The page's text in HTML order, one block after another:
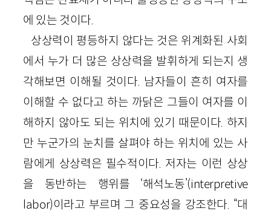
에 있는 것이다.
상상력이 평등하지 않다는 것은 위계화된 사회
에서 누가 더 많은 상상력을 발휘하게 되는지 생
각해보면 이해될 것이다. 남자들이 흔히 여자를
이해할 수 없다고 하는 까닭은 그들이 여자를 이
해하지 않아도 되는 위치에 있기 때문이다. 하지
만 누군가의 눈치를 살펴야 하는 위치에 있는 사
람에게 상상력은 필수적이다. 저자는 이런 상상
을 동반하는 행위를 ‘해석노동’(interpretive
labor)이라고 부르며 그 중요성을 강조한다. “대